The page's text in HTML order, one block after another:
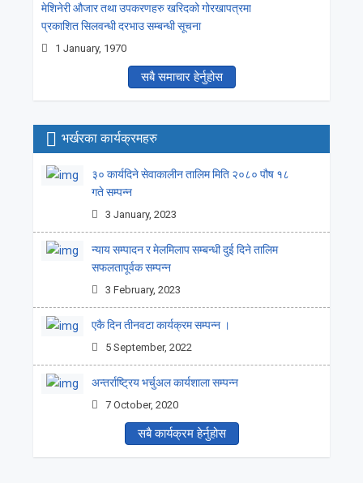
मेशिनेरी औजार तथा उपकरणहरु खरिदको गोरखापत्रमा
प्रकाशित सिलवन्धी दरभाउ सम्बन्धी सूचना
1 January, 1970
सबै समाचार हेर्नुहोस
भर्खरका कार्यक्रमहरु
३० कार्यदिने सेवाकालीन तालिम मिति २०८० पौष १८
गते सम्पन्न
3 January, 2023
न्याय सम्पादन र मेलमिलाप सम्बन्धी दुई दिने तालिम
सफलतापूर्वक सम्पन्न
3 February, 2023
एकै दिन तीनवटा कार्यक्रम सम्पन्न ।
5 September, 2022
अन्तर्राष्ट्रिय भर्चुअल कार्यशाला सम्पन्न
7 October, 2020
सबै कार्यक्रम हेर्नुहोस